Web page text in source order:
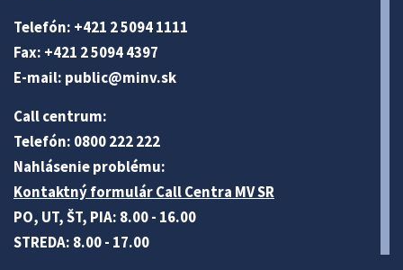
Telefón: +421 2 5094 1111
Fax: +421 2 5094 4397
E-mail: public@minv.sk
Call centrum:
Telefón: 0800 222 222
Nahlásenie problému:
Kontaktný formulár Call Centra MV SR
PO, UT, ŠT, PIA: 8.00 - 16.00
STREDA: 8.00 - 17.00